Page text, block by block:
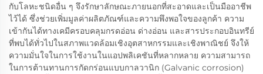
กับโลหะชนิดอื่น ๆ จึงรักษาลักษณะภายนอกที่สะอาดและเป็นมืออาชีพ
ไว้ได้ ซึ่งช่วยเพิ่มมูลค่าผลิตภัณฑ์และความพึงพอใจของลูกค้า ความ
เข้ากันได้ทางเคมีครอบคลุมกรดอ่อน ด่างอ่อน และสารประกอบอินทรีย์
ที่พบได้ทั่วไปในสภาพแวดล้อมเชิงอุตสาหกรรมและเชิงพาณิชย์ จึงให้
ความมั่นใจในการใช้งานในแอปพลิเคชันที่หลากหลาย ความสามารถ
ในการต้านทานการกัดกร่อนแบบกาลวานิก (Galvanic corrosion)